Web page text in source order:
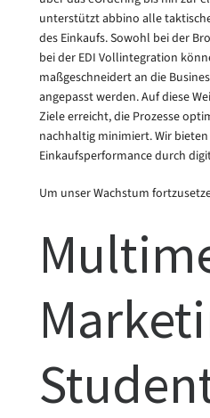
unterstützt abbino alle
des Einkaufs. Sowohl bei der
bei der EDI Vollintegration
maßgeschneidert an die
angepasst werden. Auf diese
Ziele erreicht, die Prozesse
nachhaltig minimiert. Wir
Einkaufsperformance durch
Um unser Wachstum